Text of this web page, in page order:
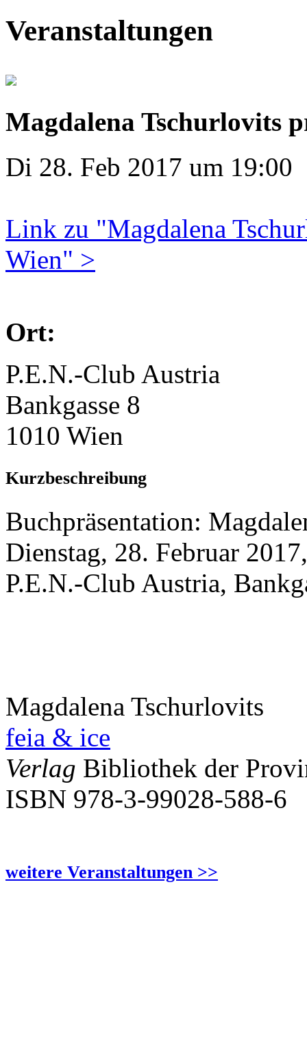
Veranstaltungen
Magdalena Tschurlovits
Di 28. Feb 2017 um 19:00
Link zu "Magdalena
Wien" >
Ort:
P.E.N.-Club Austria
Bankgasse 8
1010 Wien
Kurzbeschreibung
Buchpräsentation:
Dienstag, 28. Februar
P.E.N.-Club Austria,
Magdalena Tschurlovits
feia & ice
Verlag Bibliothek der
ISBN 978-3-99028-588-6
weitere Veranstaltungen >>